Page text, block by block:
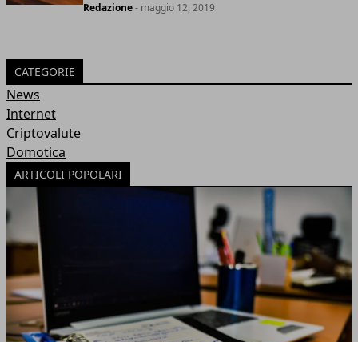
Redazione- maggio 12, 2019
CATEGORIE
News
Internet
Criptovalute
Domotica
ARTICOLI POPOLARI